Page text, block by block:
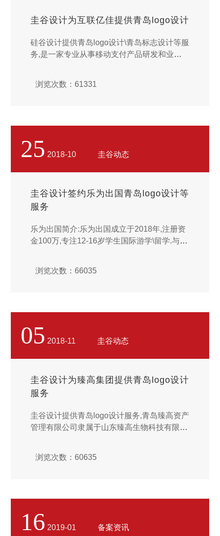
圭谷设计为互联亿佳提供青岛logo设计
硅谷设计提供青岛logo设计\青岛标志设计等服
务,是一家专业从事移动支付产品研发和业务
服务,解决移动互联网的支付瓶颈,为用户提供
浏览次数：61331
25 2018-10 圭谷动态
圭谷设计签约乐为出国青岛logo设计等
服务
乐为出国简介:乐为出国成立于2018年,注册资
金100万,专注12-16岁学生国际游学\留学.与美
提供青岛logo设计等服务.公司文化:公司以“快
浏览次数：66035
05 2018-11 圭谷动态
圭谷设计为臻高集团提供青岛logo设计
服务
圭谷设计提供青岛logo设计服务,青岛臻高资产
管理有限公司隶属于山东臻高生物科技有限公
理，投资咨询（非证券类业务），创业投资，
浏览次数：60635
16 2019-01 备案资讯